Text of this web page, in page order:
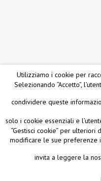
Utilizziamo i cookie per
Selezionando “Accetto”,
condividere queste
solo i cookie essenziali e
“Gestisci cookie” per
modificare le sue preferenze
invita a leggere la